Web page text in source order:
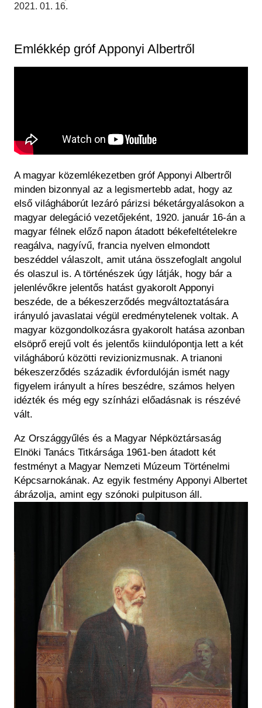
Historical Photo Department
2021. 01. 16.
Emlékkép gróf Apponyi Albertről
A magyar közemlékezetben gróf Apponyi Albertről
minden bizonnyal az a legismertebb adat, hogy az
első világháborút lezáró párizsi béketárgyalásokon a
magyar delegáció vezetőjeként, 1920. január 16-án a
magyar félnek előző napon átadott békefeltételekre
reagálva, nagyívű, francia nyelven elmondott
beszéddel válaszolt, amit utána összefoglalt angolul
és olaszul is. A történészek úgy látják, hogy bár a
jelenlévőkre jelentős hatást gyakorolt Apponyi
beszéde, de a békeszerződés megváltoztatására
irányuló javaslatai végül eredménytelenek voltak. A
magyar közgondolkozásra gyakorolt hatása azonban
elsöprő erejű volt és jelentős kiindulópontja lett a két
világháború közötti revizionizmusnak. A trianoni
békeszerződés századik évfordulóján ismét nagy
figyelem irányult a híres beszédre, számos helyen
idézték és még egy színházi előadásnak is részévé
vált.
Az Országgyűlés és a Magyar Népköztársaság
Elnöki Tanács Titkársága 1961-ben átadott két
festményt a Magyar Nemzeti Múzeum Történelmi
Képcsarnokának. Az egyik festmény Apponyi Albertet
ábrázolja, amint egy szónoki pulpituson áll.